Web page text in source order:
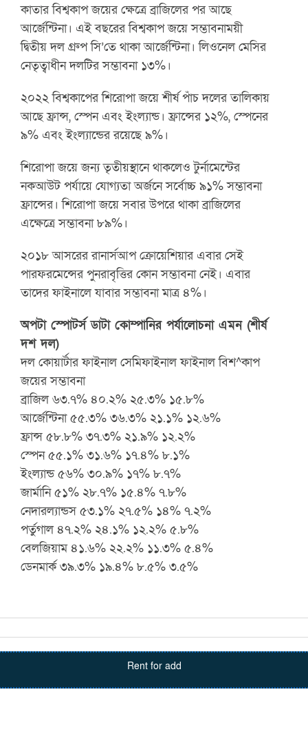
কাতার বিশ্বকাপ জয়ের ক্ষেত্রে ব্রাজিলের পর আছে
আর্জেন্টিনা। এই বছরের বিশ্বকাপ জয়ে সম্ভাবনাময়ী
দ্বিতীয় দল গ্রুপ সি’তে থাকা আর্জেন্টিনা। লিওনেল মেসির
নেতৃত্বাধীন দলটির সম্ভাবনা ১৩%।
২০২২ বিশ্বকাপের শিরোপা জয়ে শীর্ষ পাঁচ দলের তালিকায়
আছে ফ্রান্স, স্পেন এবং ইংল্যান্ড। ফ্রান্সের ১২%, স্পেনের
৯% এবং ইংল্যান্ডের রয়েছে ৯%।
শিরোপা জয়ে জন্য তৃতীয়স্থানে থাকলেও টুর্নামেন্টের
নকআউট পর্যায়ে যোগ্যতা অর্জনে সর্বোচ্চ ৯১% সম্ভাবনা
ফ্রান্সের। শিরোপা জয়ে সবার উপরে থাকা ব্রাজিলের
এক্ষেত্রে সম্ভাবনা ৮৯%।
২০১৮ আসরের রানার্সআপ ক্রোয়েশিয়ার এবার সেই
পারফরমেন্সের পুনরাবৃত্তির কোন সম্ভাবনা নেই। এবার
তাদের ফাইনালে যাবার সম্ভাবনা মাত্র ৪%।
অপটা স্পোটর্স ডাটা কোম্পানির পর্যালোচনা এমন (শীর্ষ
দশ দল)
দল কোয়ার্টার ফাইনাল সেমিফাইনাল ফাইনাল বিশ^কাপ
জয়ের সম্ভাবনা
ব্রাজিল ৬৩.৭% ৪০.২% ২৫.৩% ১৫.৮%
আর্জেন্টিনা ৫৫.৩% ৩৬.৩% ২১.১% ১২.৬%
ফ্রান্স ৫৮.৮% ৩৭.৩% ২১.৯% ১২.২%
স্পেন ৫৫.১% ৩১.৬% ১৭.৪% ৮.১%
ইংল্যান্ড ৫৬% ৩০.৯% ১৭% ৮.৭%
জার্মানি ৫১% ২৮.৭% ১৫.৪% ৭.৮%
নেদারল্যান্ডস ৫৩.১% ২৭.৫% ১৪% ৭.২%
পর্তুগাল ৪৭.২% ২৪.১% ১২.২% ৫.৮%
বেলজিয়াম ৪১.৬% ২২.২% ১১.৩% ৫.৪%
ডেনমার্ক ৩৯.৩% ১৯.৪% ৮.৫% ৩.৫%
Rent for add